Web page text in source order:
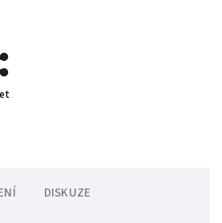
DISKUZE